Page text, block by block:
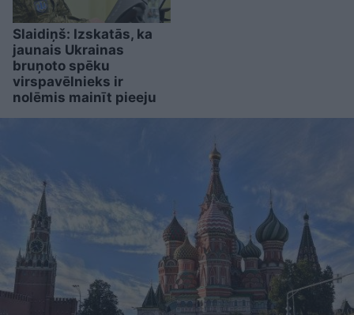
Slaidiņš: Izskatās, ka
jaunais Ukrainas
bruņoto spēku
virspavēlnieks ir
nolēmis mainīt pieeju